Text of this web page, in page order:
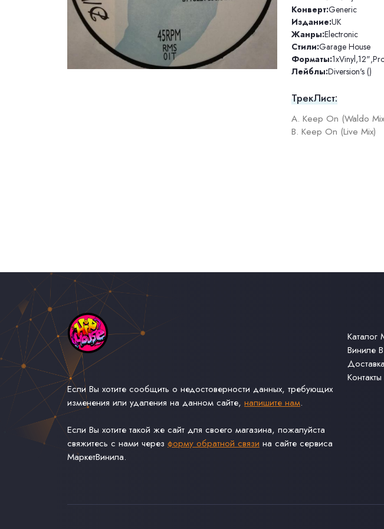
Конверт:Generic
Издание:UK
Жанры:Electronic
Стили:Garage House
Форматы:1xVinyl,12",
Лейблы:Diversion's ()
ТрекЛист:
A. Keep On (Waldo
B. Keep On (Live Mix)
Если Вы хотите сообщить о недостоверности данных, требующих
изменения или удаления на данном сайте, напишите нам.
Если Вы хотите такой же сайт для своего магазина, пожалуйста
свяжитесь с нами через форму обратной связи на сайте сервиса
МаркетВинила.
Каталог
Виниле
Контакты